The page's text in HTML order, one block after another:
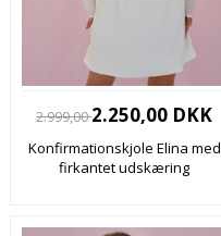
2.999,002.250,00 DKK
Konfirmationskjole Elina med
firkantet udskæring